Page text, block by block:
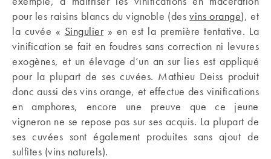
pour les raisins blancs du vignoble (desvins orange), et
la cuvée « Singulier» en est la première tentative. La
vinification se fait en foudres sans correction ni levures
exogènes, et un élevage d’un an sur lies est appliqué
pour la plupart de ses cuvées. Mathieu Deiss produit
donc aussi des vins orange, et effectue des vinifications
en amphores, encore une preuve que ce jeune
vigneron ne se repose pas sur ses acquis. La plupart de
ses cuvées sont également produites sans ajout de
sulfites (vins naturels).